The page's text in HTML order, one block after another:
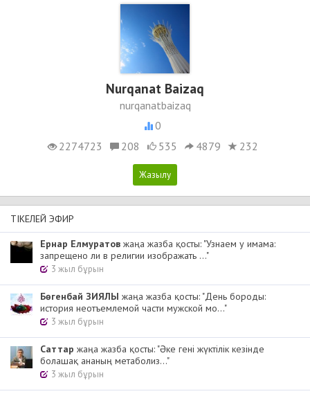
Nurqanat Baizaq
nurqanatbaizaq
0
2274723
208 535 4879 232
ТІКЕЛЕЙ ЭФИР
Ернар Елмуратов жаңа жазба қосты: "Узнаем у имама:
запрещено ли в религии изображать ..."
3 жыл бұрын
Бөгенбай ЗИЯЛЫ жаңа жазба қосты: "День бороды:
история неотъемлемой части мужской мо..."
3 жыл бұрын
Cаттар жаңа жазба қосты: "Әке гені жүктілік кезінде
болашақ ананың метаболиз..."
3 жыл бұрын